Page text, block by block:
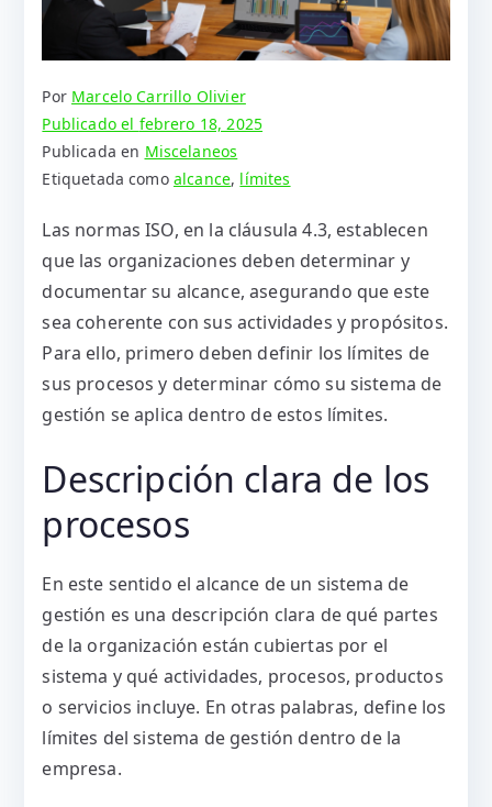
Por Marcelo Carrillo Olivier
Publicado el febrero 18, 2025
Publicada en Miscelaneos
Etiquetada como alcance, límites
Las normas ISO, en la cláusula 4.3, establecen
que las organizaciones deben determinar y
documentar su alcance, asegurando que este
sea coherente con sus actividades y propósitos.
Para ello, primero deben definir los límites de
sus procesos y determinar cómo su sistema de
gestión se aplica dentro de estos límites.
Descripción clara de los
procesos
En este sentido el alcance de un sistema de
gestión es una descripción clara de qué partes
de la organización están cubiertas por el
sistema y qué actividades, procesos, productos
o servicios incluye. En otras palabras, define los
límites del sistema de gestión dentro de la
empresa.